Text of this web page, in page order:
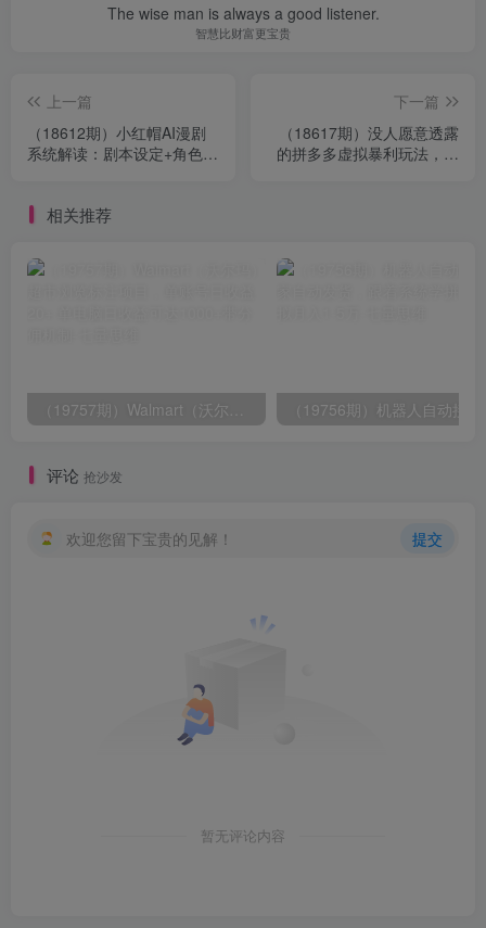
The wise man is always a good listener.
智慧比财富更宝贵
上一篇
（18612期）小红帽AI漫剧
系统解读：剧本设定+角色设
下一篇
（18617期）没人愿意透露
的拼多多虚拟暴利玩法，机
相关推荐
评论 抢沙发
欢迎您留下宝贵的见解！ 提交
暂无评论内容